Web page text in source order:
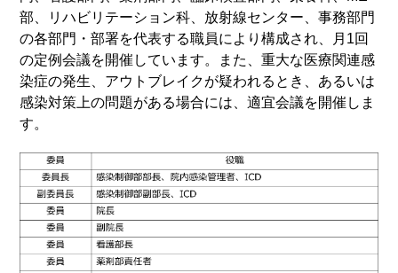
部、リハビリテーション科、放射線センター、事務部門
の各部門・部署を代表する職員により構成され、月1回
の定例会議を開催しています。また、重大な医療関連感
染症の発生、アウトブレイクが疑われるとき、あるいは
感染対策上の問題がある場合には、適宜会議を開催しま
す。